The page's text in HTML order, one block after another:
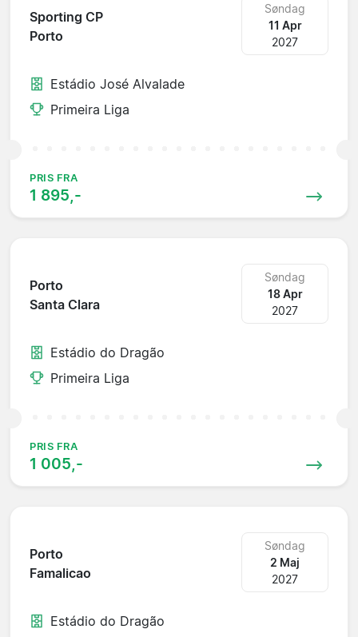
Sporting CP
Porto
Søndag
11 Apr
2027
Estádio José Alvalade
Primeira Liga
PRIS FRA
1 895,-
Porto
Santa Clara
Søndag
18 Apr
2027
Estádio do Dragão
Primeira Liga
PRIS FRA
1 005,-
Porto
Famalicao
Søndag
2 Maj
2027
Estádio do Dragão